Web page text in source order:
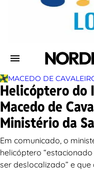
MACEDO DE
Helicóptero do
Macedo de
Ministério da
Em comunicado, o
helicóptero
ser deslocalizado” e